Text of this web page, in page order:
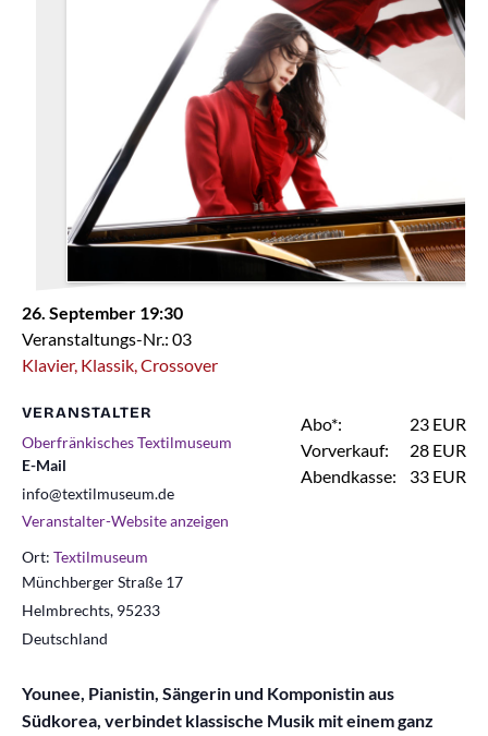
26. September 19:30
Veranstaltungs-Nr.: 03
Klavier, Klassik, Crossover
Ort: Textilmuseum
Münchberger Straße 17
Helmbrechts, 95233
Deutschland
VERANSTALTER
Oberfränkisches Textilmuseum
E-Mail
info@textilmuseum.de
Veranstalter-Website anzeigen
Abo*:
23 EUR
Vorverkauf:
28 EUR
Abendkasse:
33 EUR
Younee, Pianistin, Sängerin und Komponistin aus
Südkorea, verbindet klassische Musik mit einem ganz